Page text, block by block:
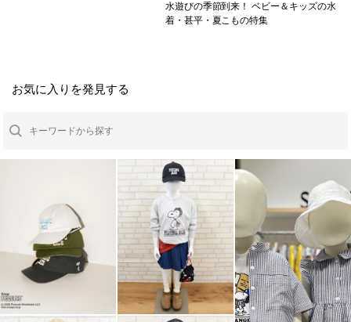
水遊びの季節到来！ ベビー＆キッズの水
着・甚平・夏こもの特集
お気に入りを発見する